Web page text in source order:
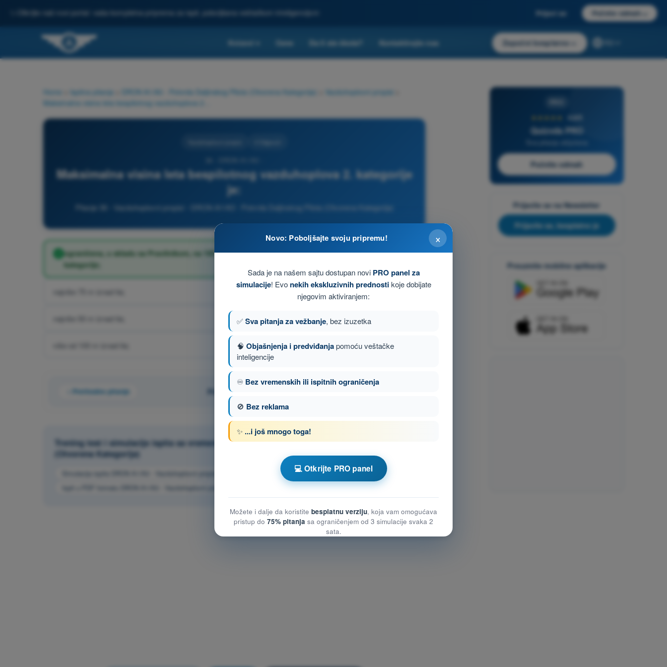
Otkrijte naš novi portal: vaša kompletna priprema za ispit, poboljšana veštačkom inteligencijom Prijavi se Počnite odmah
Kvizovi Cene Da li ste škola? Kontaktirajte nas Započni besplatno
Home Ispitna pitanja DRON A1/A3 - Potvrda Daljinskog Pilota (Otvorena Kategorija) Vazduhoplovni propisi
Maksimalna visina leta bespilotnog vazduhoplova 2. kategorije
je:
Pitanje 36 - Vazduhoplovni propisi - DRON A1/A3 - Potvrda Daljinskog Pilota (Otvorena Kategorija)
ograničena, u skladu sa Pravilnikom, na 100 m bez prethodnog odobrenja Direktorata za sve
kategorije;
najviše 75 m iznad tla;
najviše 50 m iznad tla;
više od 100 m iznad tla;
Prethodno pitanje Pitanje 36 od 140
Trening test i simulacije ispita sa vremenom DRON A1/A3 - Potvrda Daljinskog Pilota
(Otvorena Kategorija)
Kviz za vežbanje DRON A1/A3 - Vazduhoplovni propisi
4,6/5
Quizvds PRO
Počnite odmah
Prijavite se na Newsletter
Prijavite se, besplatno je
Preuzmite mobilne aplikacije
×
Novo: Poboljšajte svoju pripremu!
Sada je na našem sajtu dostupan novi PRO panel za
simulacije! Evo nekih ekskluzivnih prednostikoje dobijate
njegovim aktiviranjem:
✅Sva pitanja za vežbanje, bez izuzetka
🧠 Objašnjenja i predviđanjapomoću veštačke
inteligencije
♾️ Bez vremenskih ili ispitnih ograničenja
🚫 Bez reklama
✨ ...i još mnogo toga!
💻 Otkrijte PRO panel
Možete i dalje da koristite besplatnu verziju, koja vam omogućava
pristup do 75% pitanja sa ograničenjem od 3 simulacije svaka 2
sata.